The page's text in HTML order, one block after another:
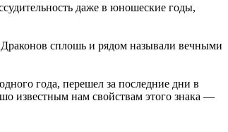
даже в юношеские годы,
сплошь и рядом называли вечными
года, перешел за последние дни в
известным нам свойствам этого знака —